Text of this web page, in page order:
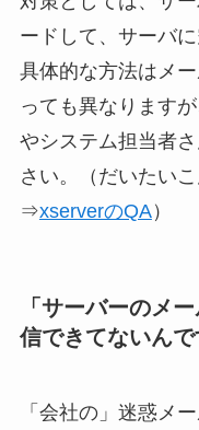
ードして、サーバ
具体的な方法はメ
っても異なります
やシステム担当者
さい。（だいたい
⇒xserverのQA）
「サーバーのメ
信できてないんで
「会社の」迷惑メ